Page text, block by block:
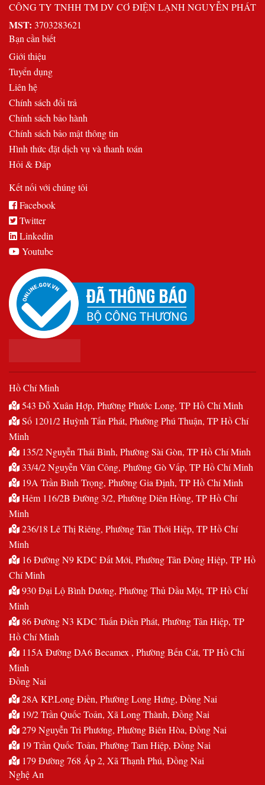
theo
CÔNG TY TNHH TM DV CƠ ĐIỆN LẠNH NGUYỄN PHÁT
MST: 3703283621
Bạn cần biết
Giới thiệu
Tuyển dụng
Liên hệ
Chính sách đổi trả
Chính sách bảo hành
Chính sách bảo mật thông tin
Hình thức đặt dịch vụ và thanh toán
Hỏi & Đáp
Kết nối với chúng tôi
Facebook
Twitter
Linkedin
Youtube
Hồ Chí Minh
543 Đỗ Xuân Hợp, Phường Phước Long, TP Hồ Chí Minh
Số 1201/2 Huỳnh Tấn Phát, Phường Phú Thuận, TP Hồ Chí
Minh
135/2 Nguyễn Thái Bình, Phường Sài Gòn, TP Hồ Chí Minh
33/4/2 Nguyễn Văn Công, Phường Gò Vấp, TP Hồ Chí Minh
19A Trần Bình Trọng, Phường Gia Định, TP Hồ Chí Minh
Hẻm 116/2B Đường 3/2, Phường Diên Hồng, TP Hồ Chí
Minh
236/18 Lê Thị Riêng, Phường Tân Thới Hiệp, TP Hồ Chí
Minh
16 Đường N9 KDC Đất Mới, Phường Tân Đông Hiệp, TP Hồ
Chí Minh
930 Đại Lộ Bình Dương, Phường Thủ Dầu Một, TP Hồ Chí
Minh
86 Đường N3 KDC Tuấn Điền Phát, Phường Tân Hiệp, TP
Hồ Chí Minh
115A Đường DA6 Becamex , Phường Bến Cát, TP Hồ Chí
Minh
Đồng Nai
28A KP.Long Điền, Phường Long Hưng, Đồng Nai
19/2 Trần Quốc Toản, Xã Long Thành, Đồng Nai
279 Nguyễn Tri Phương, Phường Biên Hòa, Đồng Nai
19 Trần Quốc Toản, Phường Tam Hiệp, Đồng Nai
179 Đường 768 Ấp 2, Xã Thạnh Phú, Đồng Nai
Nghệ An